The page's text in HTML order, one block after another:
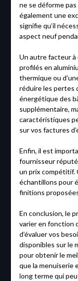
ne se déforme
également une
signifie qu’il
aspect neuf
Un autre facteur à
profilés en
thermique ou
réduire les pertes
énergétique des
supplémentaire,
caractéristiques
sur vos factures
Enfin, il est
fournisseur
un prix compétitif.
échantillons pour
finitions
En conclusion, le
varier en fonction
d’évaluer vos
disponibles sur le
pour obtenir le
que la menuiserie
long terme qui